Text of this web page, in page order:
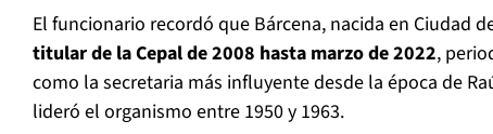
El funcionario recordó que Bárcena, nacida en Ciudad
titular de la Cepal de 2008 hasta marzo de 2022,
como la secretaria más influyente desde la época de
lideró el organismo entre 1950 y 1963.